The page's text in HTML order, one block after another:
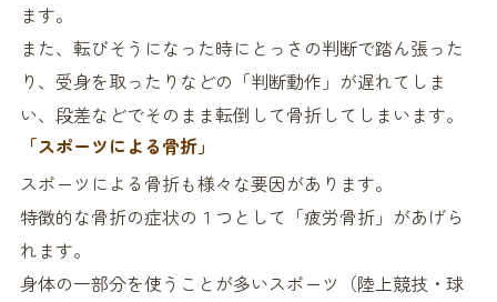
ます。
また、転びそうになった時にとっさの判断で踏ん張った
り、受身を取ったりなどの「判断動作」が遅れてしま
い、段差などでそのまま転倒して骨折してしまいます。
「スポーツによる骨折」
スポーツによる骨折も様々な要因があります。
特徴的な骨折の症状の１つとして「疲労骨折」があげら
れます。
身体の一部分を使うことが多いスポーツ（陸上競技・球